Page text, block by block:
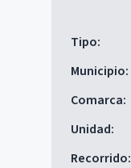
Tipo:
Municipio:
Comarca:
Unidad:
Recorrido: